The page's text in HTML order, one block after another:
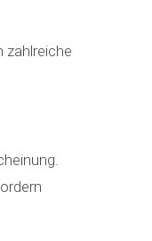
zahlreiche